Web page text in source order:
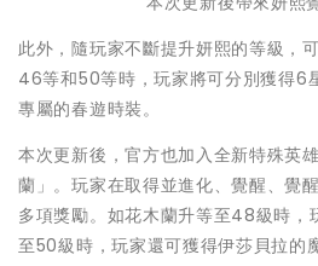
此外，隨玩家不斷提升妍熙的等級，
46等和50等時，玩家將可分別獲得6
專屬的春遊時裝。
本次更新後，官方也加入全新特殊英
蘭」。玩家在取得並進化、覺醒、覺
多項獎勵。如花木蘭升等至48級時，
至50級時，玩家還可獲得伊莎貝拉的